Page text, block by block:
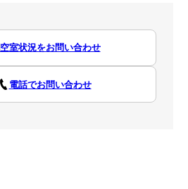
空室状況をお問い合わせ
電話でお問い合わせ